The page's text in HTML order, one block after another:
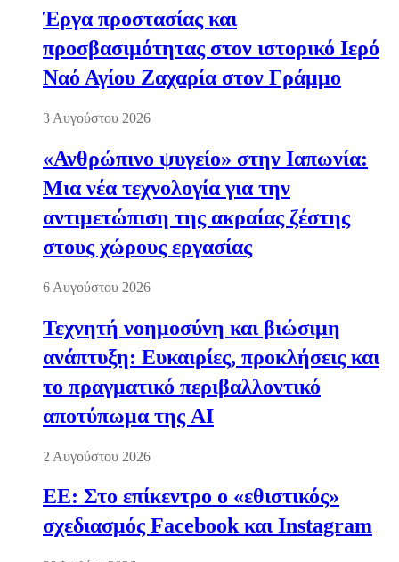
Έργα προστασίας και
προσβασιμότητας στον ιστορικό Ιερό
Ναό Αγίου Ζαχαρία στον Γράμμο
3 Αυγούστου 2026
«Ανθρώπινο ψυγείο» στην Ιαπωνία:
Μια νέα τεχνολογία για την
αντιμετώπιση της ακραίας ζέστης
στους χώρους εργασίας
6 Αυγούστου 2026
Τεχνητή νοημοσύνη και βιώσιμη
ανάπτυξη: Ευκαιρίες, προκλήσεις και
το πραγματικό περιβαλλοντικό
αποτύπωμα της AI
2 Αυγούστου 2026
ΕΕ: Στο επίκεντρο ο «εθιστικός»
σχεδιασμός Facebook και Instagram